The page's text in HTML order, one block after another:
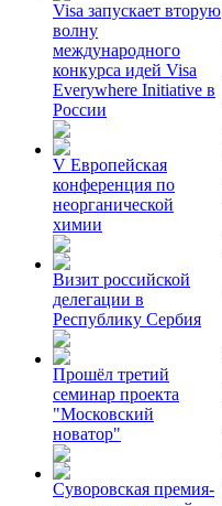
Visa запускает вторую
волну
международного
конкурса идей Visa
Everywhere Initiative в
России
V Европейская
конференция по
неорганической
химии
Визит российской
делегации в
Республику Сербия
Прошёл третий
семинар проекта
"Московский
новатор"
Суворовская премия-